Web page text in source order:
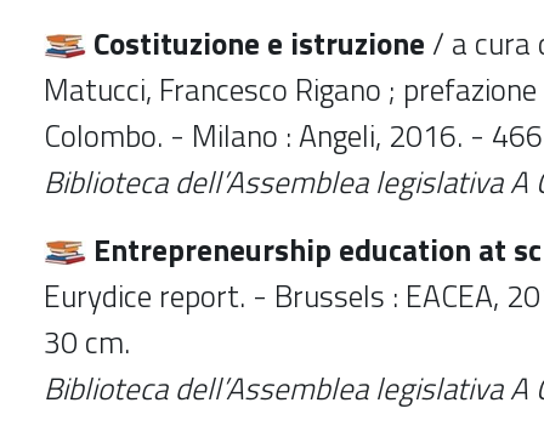
Costituzione e istruzione / a cura
Matucci, Francesco Rigano ;
Colombo. - Milano : Angeli, 2016. -
Biblioteca dell’Assemblea legislativaA
Entrepreneurship education at
Eurydice report. - Brussels : EACEA,
30 cm.
Biblioteca dell’Assemblea legislativaA